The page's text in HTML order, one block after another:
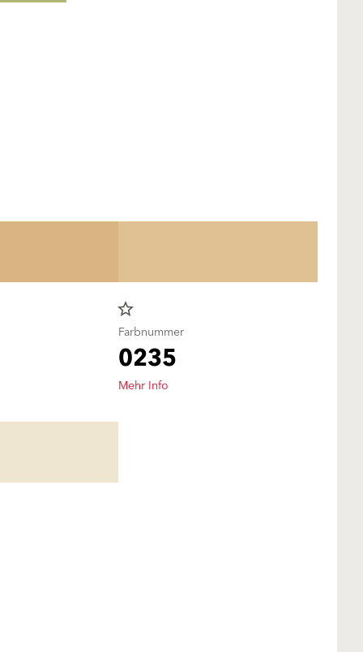
star_border
Farbnummer
0235
Mehr Info